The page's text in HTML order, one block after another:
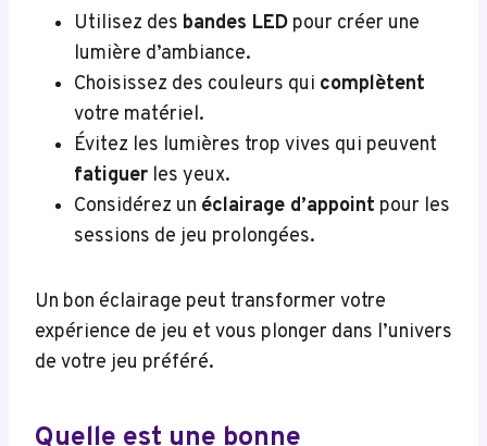
Utilisez des bandes LED pour créer une
lumière d’ambiance.
Choisissez des couleurs qui complètent
votre matériel.
Évitez les lumières trop vives qui peuvent
fatiguer les yeux.
Considérez un éclairage d’appoint pour les
sessions de jeu prolongées.
Un bon éclairage peut transformer votre
expérience de jeu et vous plonger dans l’univers
de votre jeu préféré.
Quelle est une bonne